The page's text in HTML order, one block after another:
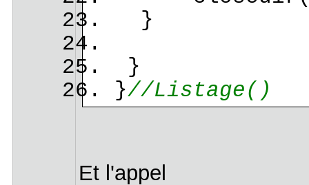
}
}
}//Listage()
Et l'appel